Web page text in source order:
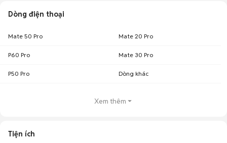
Dòng điện thoại
Mate 50 Pro Mate 20 Pro
P60 Pro Mate 30 Pro
P50 Pro Dòng khác
Xem thêm
Tiện ích